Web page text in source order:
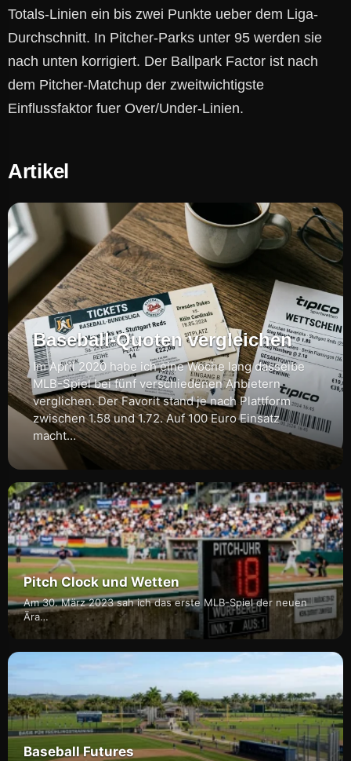
Totals-Linien ein bis zwei Punkte ueber dem Liga-
Durchschnitt. In Pitcher-Parks unter 95 werden sie
nach unten korrigiert. Der Ballpark Factor ist nach
dem Pitcher-Matchup der zweitwichtigste
Einflussfaktor fuer Over/Under-Linien.
Artikel
Baseball-Quoten vergleichen
Im April 2020 habe ich eine Woche lang dasselbe
MLB-Spiel bei fünf verschiedenen Anbietern
verglichen. Der Favorit stand je nach Plattform
zwischen 1.58 und 1.72. Auf 100 Euro Einsatz
macht…
Pitch Clock und Wetten
Am 30. März 2023 sah ich das erste MLB-Spiel der neuen
Ära…
Baseball Futures